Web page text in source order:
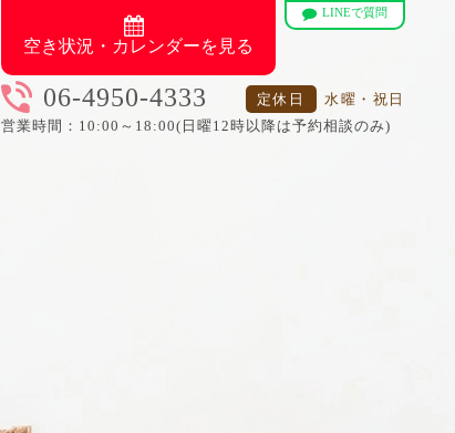
空き状況・カレンダーを見る
LINEで質問
06-4950-4333 定休日
水曜・祝日
営業時間：10:00～18:00(日曜12時以降は予約相談のみ)